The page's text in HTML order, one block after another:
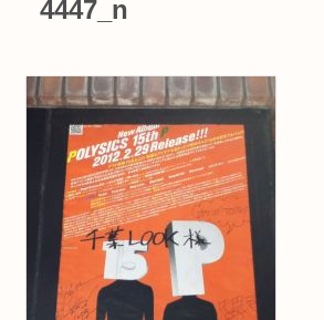
4447_n